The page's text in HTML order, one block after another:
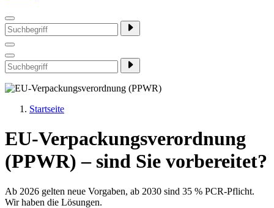
Startseite
EU-Verpackungsverordnung
(PPWR) – sind Sie vorbereitet?
Ab 2026 gelten neue Vorgaben, ab 2030 sind 35 % PCR-Pflicht.
Wir haben die Lösungen.